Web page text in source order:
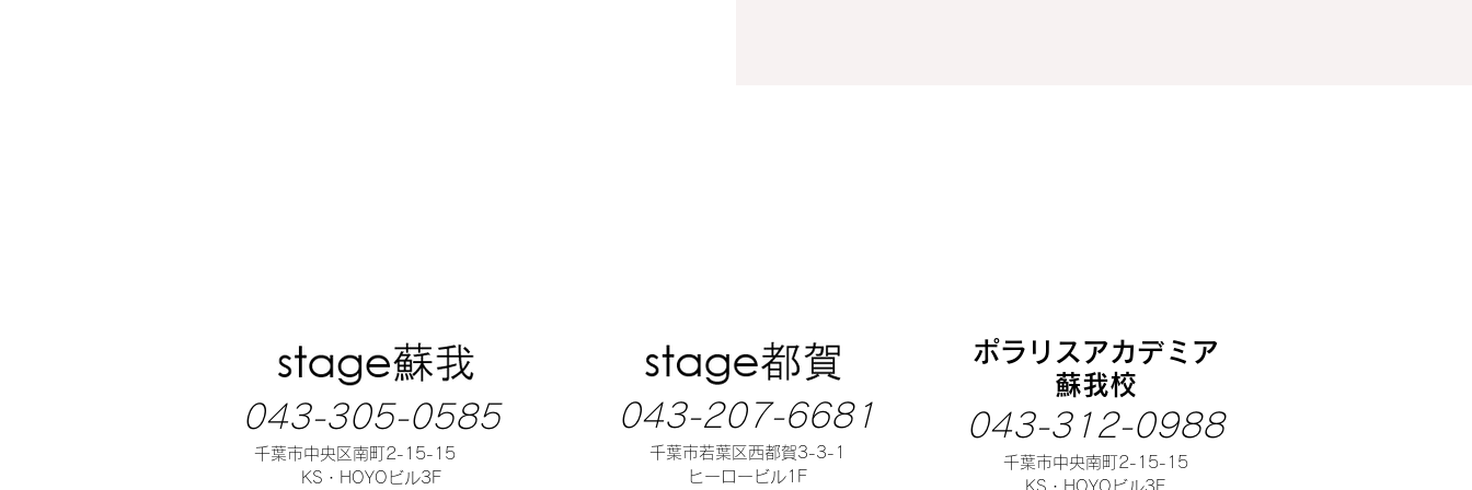
043-305-0585
千葉市中央区南町2-15-15
KS・HOYOビル3F
043-207-6681
千葉市若葉区西都賀3-3-1
ヒーロービル1F
ポラリスアカデミア
蘇我校
043-312-0988
千葉市中央南町2-15-15
​KS・HOYOビル3F